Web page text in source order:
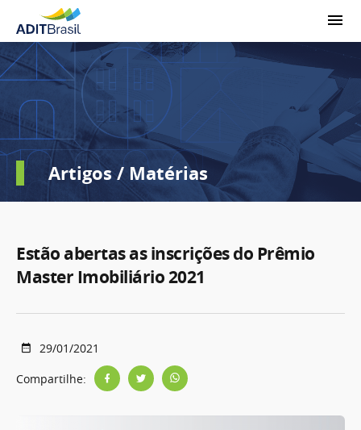
Artigos / Matérias
Estão abertas as inscrições do Prêmio
Master Imobiliário 2021
29/01/2021
Compartilhe: